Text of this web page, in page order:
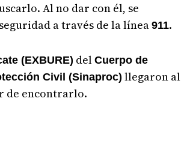
Al no dar con él, se
a través de la línea911.
(EXBURE) del Cuerpo de
Civil (Sinaproc) llegaron al
de encontrarlo.